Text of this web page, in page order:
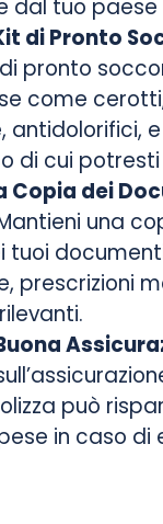
dal tuo paese
di Pronto
pronto
come
antidolorifici,
di cui potresti
Copia dei
una
prescrizioni
può
in caso di